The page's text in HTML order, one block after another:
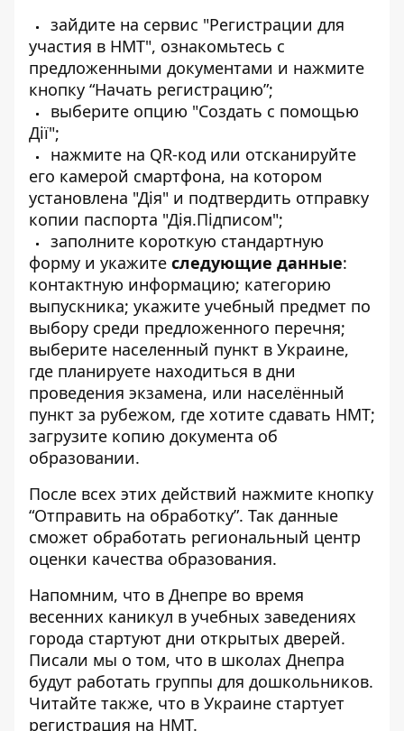
зайдите на сервис "Регистрации для
участия в НМТ", ознакомьтесь с
предложенными документами и нажмите
кнопку “Начать регистрацию”;
выберите опцию "Создать с помощью
Дії";
нажмите на QR-код или отсканируйте
его камерой смартфона, на котором
установлена "Дія" и подтвердить отправку
копии паспорта "Дія.Підписом";
заполните короткую стандартную
форму и укажите следующие данные:
контактную информацию; категорию
выпускника; укажите учебный предмет по
выбору среди предложенного перечня;
выберите населенный пункт в Украине,
где планируете находиться в дни
проведения экзамена, или населённый
пункт за рубежом, где хотите сдавать НМТ;
загрузите копию документа об
образовании.
После всех этих действий нажмите кнопку
“Отправить на обработку”. Так данные
сможет обработать региональный центр
оценки качества образования.
Напомним, что в Днепре во время
весенних каникул в учебных заведениях
города стартуют дни открытых дверей.
Писали мы о том, что в школах Днепра
будут работать группы для дошкольников.
Читайте также, что в Украине стартует
регистрация на НМТ.